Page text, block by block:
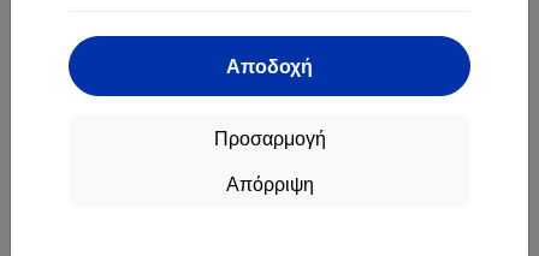
Αποδοχή
Προσαρμογή
Απόρριψη
1